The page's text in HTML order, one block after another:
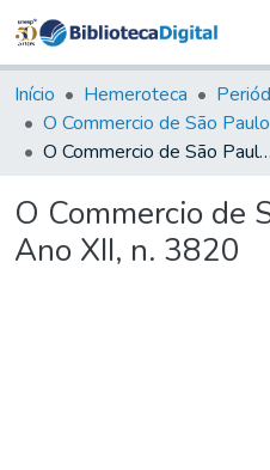
&
Início Hemeroteca
O Commercio de São Paulo
O Commercio de São Paulo, 1904, Ano XII, n. 3820
O Commercio de
Ano XII, n. 3820